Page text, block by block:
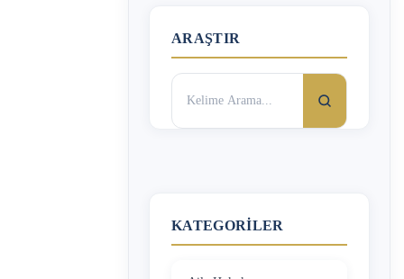
ARAŞTIR
Arama:
KATEGORILER